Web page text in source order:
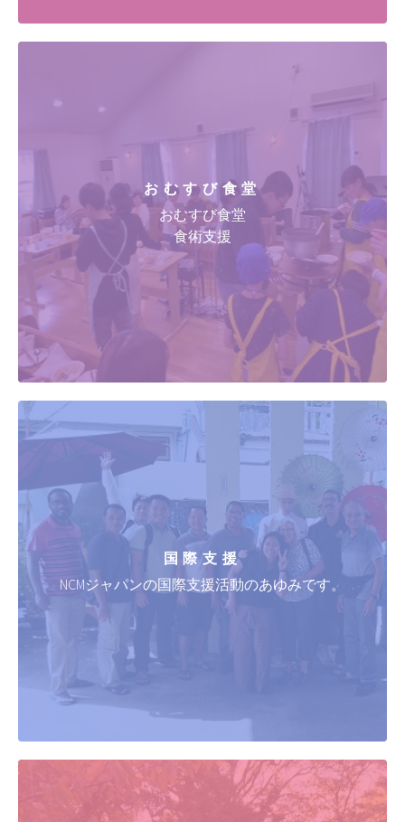
おむすび食堂
おむすび食堂
食術支援
国際支援
NCMジャパンの国際支援活動のあゆみです。